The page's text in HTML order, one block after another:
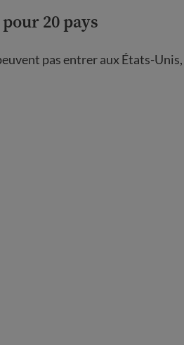
20 pays
pas entrer aux États-